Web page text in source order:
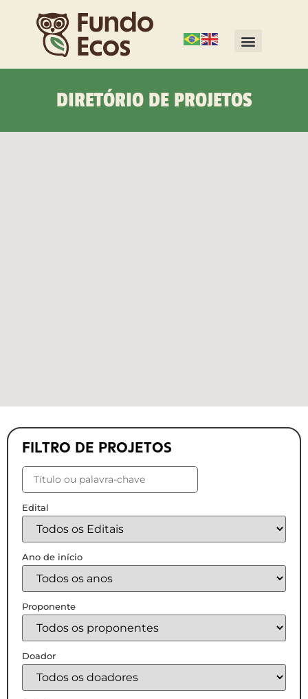
DIRETÓRIO DE PROJETOS
FILTRO DE PROJETOS
Edital
Ano de início
Proponente
Doador